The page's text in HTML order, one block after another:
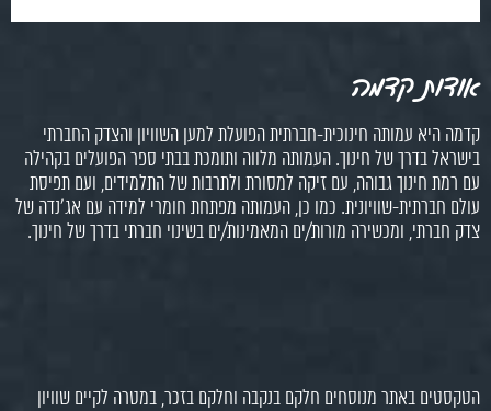
אודות קדמה
קדמה היא עמותה חינוכית-חברתית הפועלת למען השוויון והצדק החברתי
בישראל בדרך של חינוך. העמותה מלווה ותומכת בבתי ספר הפועלים בקהילה
עם רמת חינוך גבוהה, עם זיקה למסורת ולתרבות של התלמידים, ועם תפיסת
עולם חברתית-שוויונית. כמו כן, העמותה מפתחת חומרי למידה עם אג'נדה של
צדק חברתי, ומכשירה מורות/ים המאמינות/ים בשינוי חברתי בדרך של חינוך.
הטקסטים באתר מנוסחים חלקם בנקבה וחלקם בזכר, במטרה לקיים שוויון